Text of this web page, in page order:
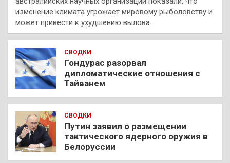
изменение климата угрожает мировому рыболовству и
может привести к ухудшению вылова…
СВОДКИ
Гондурас разорвал
дипломатические отношения с
Тайванем
СВОДКИ
Путин заявил о размещении
тактического ядерного оружия в
Белоруссии